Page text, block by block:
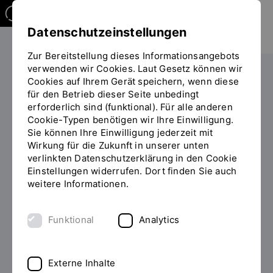
PERSONEN
Prof. Dr.-Ing. Armin Merten (Mer)
Zum Personenverzeichnis
Datenschutzeinstellungen
Zur Bereitstellung dieses Informationsangebots
verwenden wir Cookies. Laut Gesetz können wir
Cookies auf Ihrem Gerät speichern, wenn diese
für den Betrieb dieser Seite unbedingt
erforderlich sind (funktional). Für alle anderen
Cookie-Typen benötigen wir Ihre Einwilligung.
Sie können Ihre Einwilligung jederzeit mit
Wirkung für die Zukunft in unserer unten
verlinkten Datenschutzerklärung in den Cookie
Einstellungen widerrufen. Dort finden Sie auch
weitere Informationen.
Funktional Analytics
Externe Inhalte